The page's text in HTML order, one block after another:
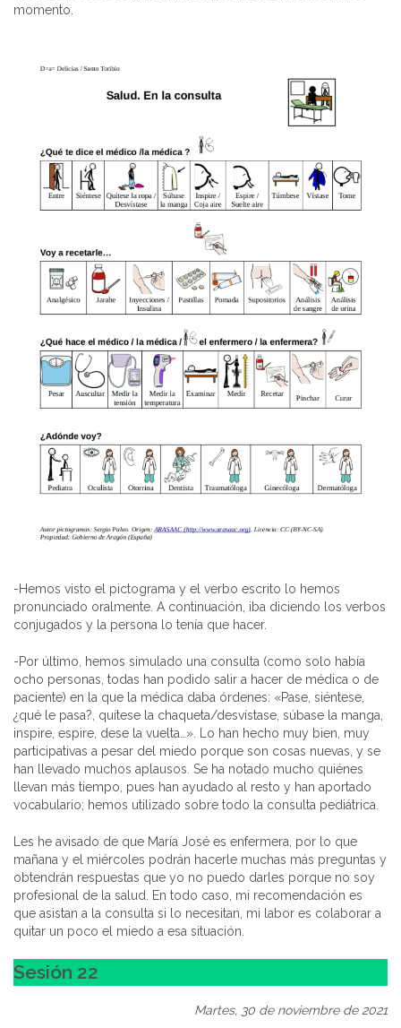
momento.
-Hemos visto el pictograma y el verbo escrito lo hemos
pronunciado oralmente. A continuación, iba diciendo los verbos
conjugados y la persona lo tenía que hacer.
-Por último, hemos simulado una consulta (como solo había
ocho personas, todas han podido salir a hacer de médica o de
paciente) en la que la médica daba órdenes: «Pase, siéntese,
¿qué le pasa?, quítese la chaqueta/desvístase, súbase la manga,
inspire, espire, dese la vuelta…». Lo han hecho muy bien, muy
participativas a pesar del miedo porque son cosas nuevas, y se
han llevado muchos aplausos. Se ha notado mucho quiénes
llevan más tiempo, pues han ayudado al resto y han aportado
vocabulario; hemos utilizado sobre todo la consulta pediátrica.
Les he avisado de que María José es enfermera, por lo que
mañana y el miércoles podrán hacerle muchas más preguntas y
obtendrán respuestas que yo no puedo darles porque no soy
profesional de la salud. En todo caso, mi recomendación es
que asistan a la consulta si lo necesitan, mi labor es colaborar a
quitar un poco el miedo a esa situación.
Sesión 22
Martes, 30 de noviembre de 2021